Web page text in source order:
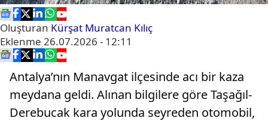
Oluşturan Kürşat Muratcan Kılıç
Eklenme 26.07.2026 - 12:11
Antalya’nın Manavgat ilçesinde acı bir kaza
meydana geldi. Alınan bilgilere göre Taşağıl-
Derebucak kara yolunda seyreden otomobil,